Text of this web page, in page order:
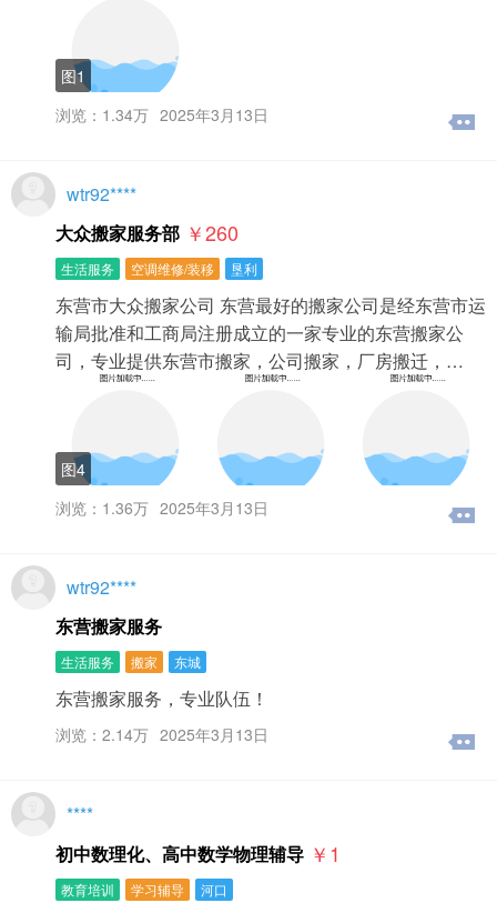
图1
浏览：1.34万 2025年3月13日
wtr92****
大众搬家服务部 ￥260
生活服务 空调维修/装移 垦利
东营市大众搬家公司 东营最好的搬家公司是经东营市运
输局批准和工商局注册成立的一家专业的东营搬家公
司，专业提供东营市搬家，公司搬家，厂房搬迁，…
图4
浏览：1.36万 2025年3月13日
wtr92****
东营搬家服务
生活服务 搬家 东城
东营搬家服务，专业队伍！
浏览：2.14万 2025年3月13日
****
初中数理化、高中数学物理辅导 ￥1
教育培训 学习辅导 河口